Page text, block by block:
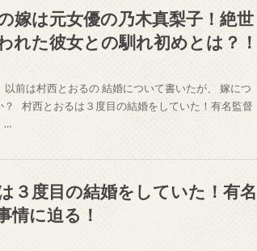
嫁は元女優の乃木真梨子！絶世
れた彼女との馴れ初めとは？！
前は村西とおるの 結婚について書いたが、 嫁につ
？ 村西とおるは３度目の結婚をしていた！有名監督
…
３度目の結婚をしていた！有名
情に迫る！